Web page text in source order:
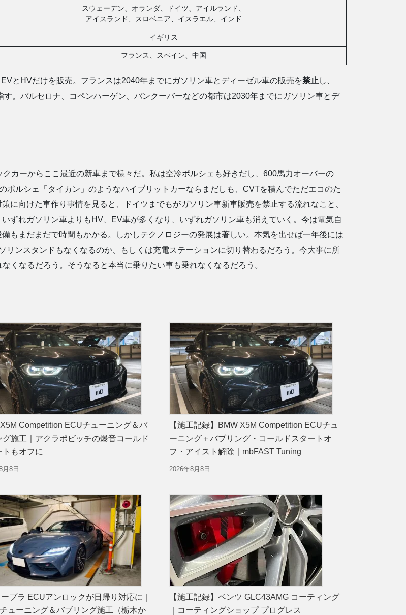
スウェーデン、オランダ、ドイツ、アイルランド、
アイスランド、スロベニア、イスラエル、インド
イギリス
フランス、スペイン、中国
とHVだけを販売。フランスは2040年までにガソリン車とディーゼル車の販売を禁止 し、
。バルセロナ、コペンハーゲン、バンクーバーなどの都市は2030年までにガソリン車とデ
カーからここ最近の新車まで様々だ。私は空冷ポルシェも好きだし、600馬力オーバーの
ポルシェ「タイカン」のようなハイブリットカーならまだしも、CVTを積んでただエコのた
に向けた車作り事情を見ると、ドイツまでもがガソリン車新車販売を禁止する流れなこと、
ずれガソリン車よりもHV、EV車が多くなり、いずれガソリン車も消えていく。今は電気自
もまだまだで時間もかかる。しかしテクノロジーの発展は著しい。本気を出せば一年後には
リンスタンドもなくなるのか、もしくは充電ステーションに切り替わるだろう。今大事に所
くなるだろう。そうなると本当に乗りたい車も乗れなくなるだろう。
Competition ECUチューニング＆バ
グ施工｜アクラポビッチの爆音コールド
トもオフに
月8日
【施工記録】BMW X5M Competition ECUチュ
ーニング＋バブリング・コールドスタートオ
フ・アイスト解除｜mbFAST Tuning
2026年8月8日
プラ ECUアンロックが日帰り対応に｜
ューニング＆バブリング施工（栃木か
【施工記録】ベンツ GLC43AMG コーティング
｜コーティングショップ プログレス